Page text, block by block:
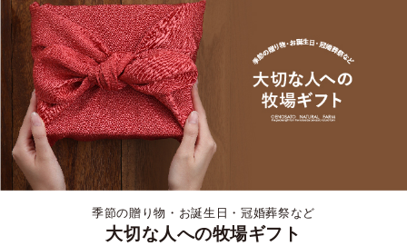
季節の贈り物・お誕生日・冠婚葬祭など
大切な人への牧場ギフト